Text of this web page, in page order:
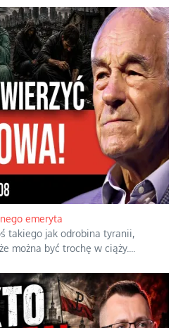
czasy. Maryjna alternatywa dla
...